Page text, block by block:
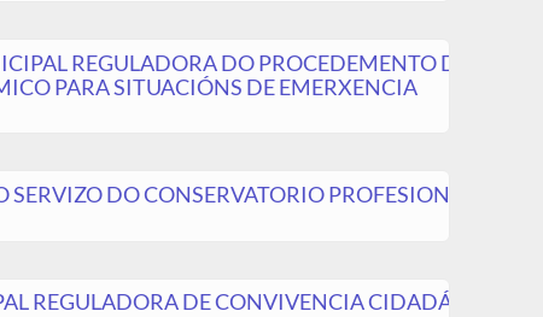
REGULADORA DO PROCEDEMENTO DE
PARA SITUACIÓNS DE EMERXENCIA
DO CONSERVATORIO PROFESIONAL
REGULADORA DE CONVIVENCIA CIDADÁ